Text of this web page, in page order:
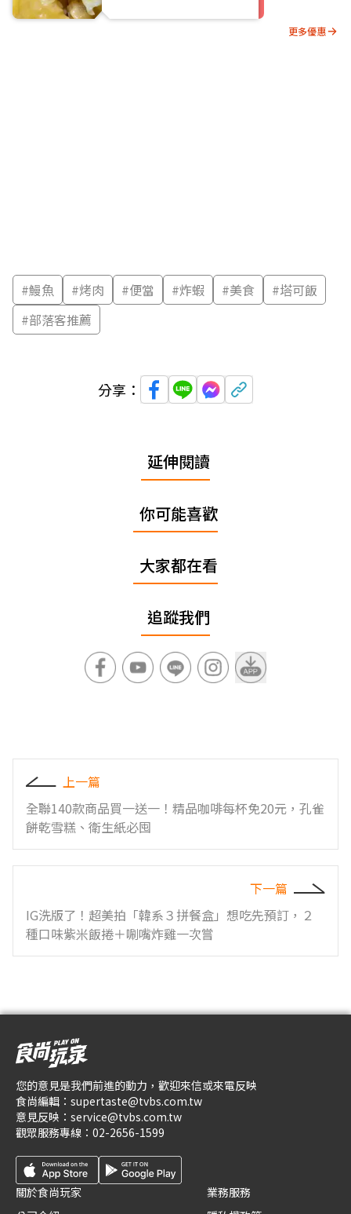
更多優惠
#鰻魚 #烤肉 #便當 #炸蝦 #美食 #塔可飯
#部落客推薦
分享：
延伸閱讀
你可能喜歡
大家都在看
追蹤我們
上一篇
全聯140款商品買一送一！精品咖啡每杯免20元，孔雀
餅乾雪糕、衛生紙必囤
下一篇
IG洗版了！超美拍「韓系３拼餐盒」想吃先預訂，２
種口味紫米飯捲＋唰嘴炸雞一次嘗
您的意見是我們前進的動力，歡迎來信或來電反映
食尚編輯： supertaste@tvbs.com.tw
意見反映： service@tvbs.com.tw
觀眾服務專線： 02-2656-1599
關於食尚玩家
業務服務